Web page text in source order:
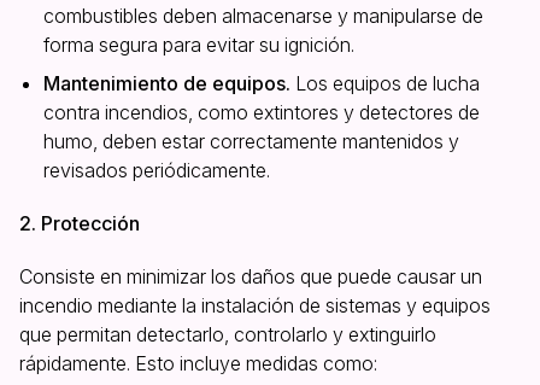
combustibles deben almacenarse y manipularse de
forma segura para evitar su ignición.
Mantenimiento de equipos. Los equipos de lucha
contra incendios, como extintores y detectores de
humo, deben estar correctamente mantenidos y
revisados periódicamente.
2. Protección
Consiste en minimizar los daños que puede causar un
incendio mediante la instalación de sistemas y equipos
que permitan detectarlo, controlarlo y extinguirlo
rápidamente. Esto incluye medidas como: